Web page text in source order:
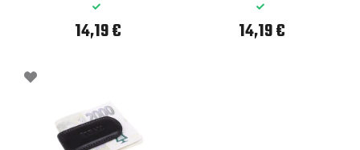
14,19 € 14,19 €